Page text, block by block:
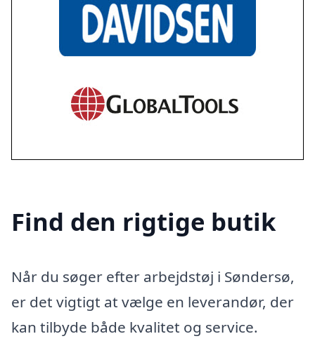
Find den rigtige butik
Når du søger efter arbejdstøj i Søndersø,
er det vigtigt at vælge en leverandør, der
kan tilbyde både kvalitet og service.